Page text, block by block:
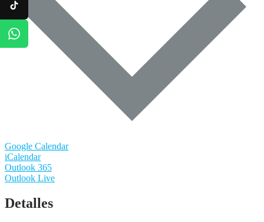
WhatsApp
Google Calendar
iCalendar
Outlook 365
Outlook Live
Detalles